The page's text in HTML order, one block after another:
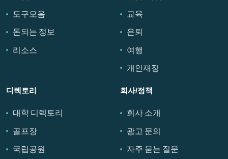
도구모음
돈되는 정보
리소스
교육
은퇴
여행
개인재정
디렉토리
대학 디렉토리
골프장
국립공원
회사/정책
회사 소개
광고 문의
자주 묻는 질문